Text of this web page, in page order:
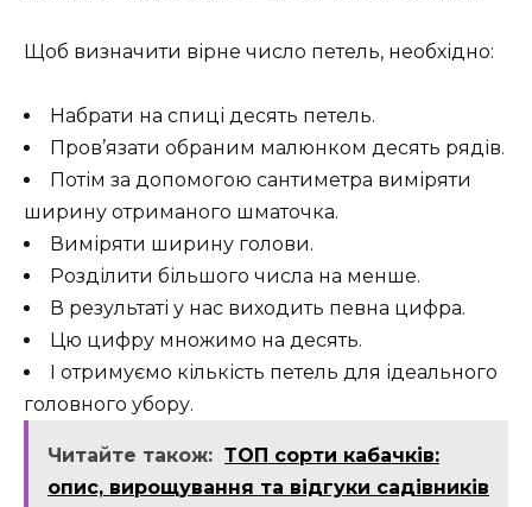
Щоб визначити вірне число петель, необхідно:
Набрати на спиці десять петель.
Пров’язати обраним малюнком десять рядів.
Потім за допомогою сантиметра виміряти
ширину отриманого шматочка.
Виміряти ширину голови.
Розділити більшого числа на менше.
В результаті у нас виходить певна цифра.
Цю цифру множимо на десять.
І отримуємо кількість петель для ідеального
головного убору.
Читайте також: ТОП сорти кабачків:
опис, вирощування та відгуки садівників